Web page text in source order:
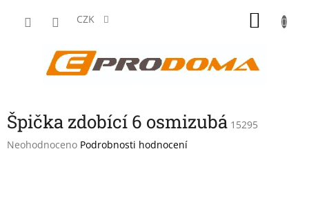
CZK
Špička zdobící 6 osmizubá 15295
Průměrné
Neohodnoceno Podrobnosti hodnocení